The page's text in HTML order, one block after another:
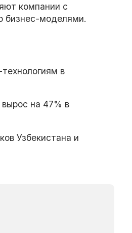
компании с
бизнес-моделями.
в
на 47% в
Узбекистана и